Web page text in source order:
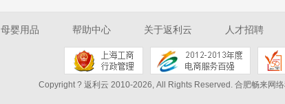
母婴用品 帮助中心 关于返利云 人才招聘
Copyright ? 返利云 2010-2026, All Rights Reserved. 合肥畅来网